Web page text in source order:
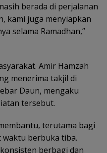
berada di perjalanan
kami juga menyiapkan
selama Ramadhan,”
Amir Hamzah
menerima takjil di
Daun, mengaku
tersebut.
terutama bagi
waktu berbuka tiba.
berbagi dan